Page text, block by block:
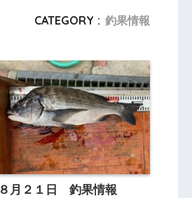
CATEGORY : 釣果情報
８月２１日 釣果情報